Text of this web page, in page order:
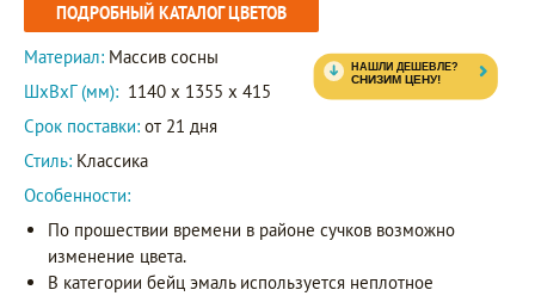
ПОДРОБНЫЙ КАТАЛОГ ЦВЕТОВ
Материал: Массив сосны
ШxВxГ (мм): 1140 x 1355 x 415
Срок поставки: от 21 дня
Стиль: Классика
Особенности:
По прошествии времени в районе сучков возможно
изменение цвета.
В категории бейц эмаль используется неплотное